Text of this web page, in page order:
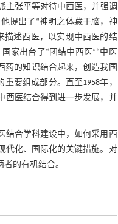
主张平等对待中西医，并强调
提出了“神明之体藏于脑，神
描述西医，以实现中西医的结
家出台了“团结中西医”“中医
药的知识结合起来，创造我国
要组成部分。直至1958年，
西医结合得到进一步发展，并
结合学科建设中，如何采用西
代化、国际化的关键措施。对
的有机结合。